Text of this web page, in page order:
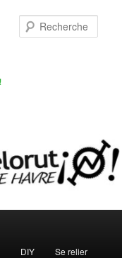
DIY Se relier